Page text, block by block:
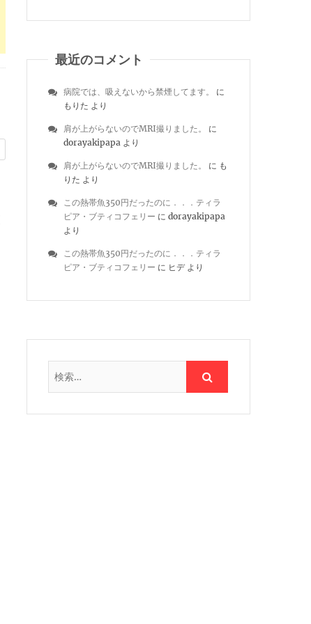
最近のコメント
病院では、吸えないから禁煙してます。
に
もりた より
肩が上がらないのでMRI撮りました。
に
dorayakipapa より
肩が上がらないのでMRI撮りました。 に も
りた より
この熱帯魚350円だったのに．．．ティラ
ピア・ブティコフェリー に dorayakipapa
より
この熱帯魚350円だったのに．．．ティラ
ピア・ブティコフェリー に ヒデより